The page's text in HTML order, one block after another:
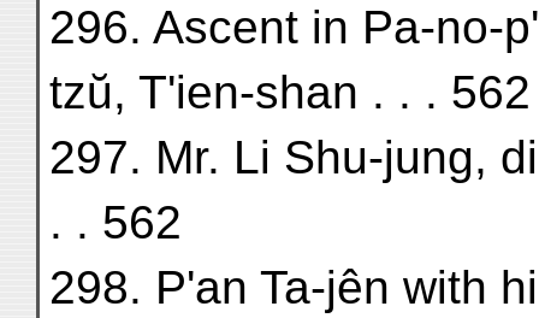
296. Ascent in Pa-no-
tzŭ, T'ien-shan . . . 562
297. Mr. Li Shu-jung,
. . 562
298. P'an Ta-jên with